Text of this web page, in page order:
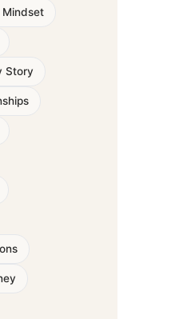
Mindset
Story